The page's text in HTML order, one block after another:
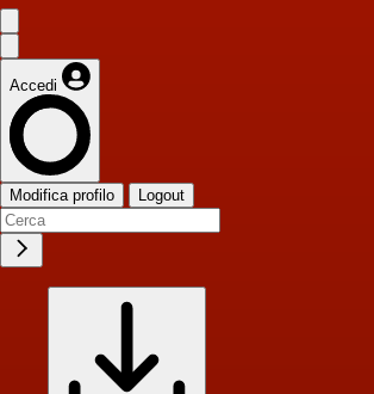
Accedi
Modifica profilo Logout